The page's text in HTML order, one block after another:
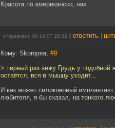
Красота по американски, нах
отправлено 08.10.07 20:32 ответить
Кому: Skoropea, #9
> первый раз вижу Грудь у подобной
остаётся, вся в мышцу уходит...
И как может силиконовый
любителя, я бы сказал, на тонкого